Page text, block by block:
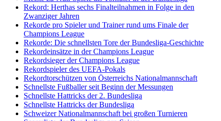
Rekord: Herthas sechs Finalteilnahmen in Folge in den
Zwanziger Jahren
Rekorde pro Spieler und Trainer rund ums Finale der
Champions League
Rekorde: Die schnellsten Tore der Bundesliga-Geschichte
Rekordeinsätze in der Champions League
Rekordsieger der Champions League
Rekordspieler des UEFA-Pokals
Rekordtorschützen von Österreichs Nationalmannschaft
Schnellste Fußballer seit Beginn der Messungen
Schnellste Hattricks der 2. Bundesliga
Schnellste Hattricks der Bundesliga
Schweizer Nationalmannschaft bei großen Turnieren